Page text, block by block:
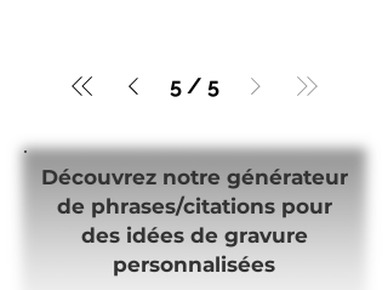
5 / 5
Découvrez notre générateur
de phrases/citations pour
des idées de gravure
personnalisées